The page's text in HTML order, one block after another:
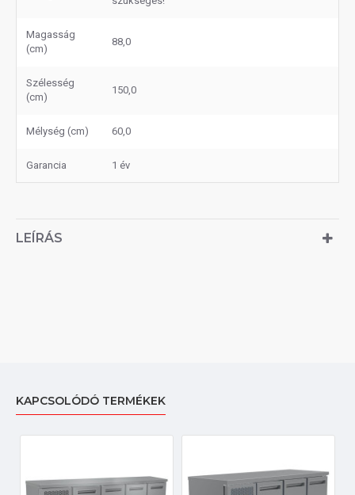
Magasság
(cm)
88,0
Szélesség
(cm)
150,0
Mélység (cm) 60,0
Garancia 1 év
LEÍRÁS
KAPCSOLÓDÓ TERMÉKEK